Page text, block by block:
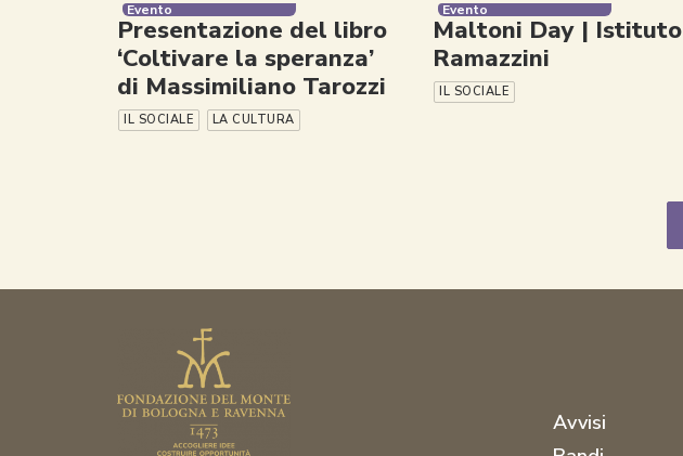
Evento
Presentazione del libro
‘Coltivare la speranza’
di Massimiliano Tarozzi
IL SOCIALE LA CULTURA
Evento
Maltoni Day | Istituto
Ramazzini
IL SOCIALE
Avvisi